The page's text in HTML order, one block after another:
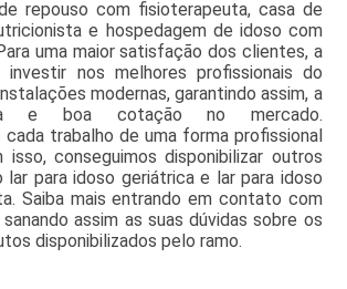
repouso com fisioterapeuta, casa de
e hospedagem de idoso com
uma maior satisfação dos clientes, a
investir nos melhores profissionais do
modernas, garantindo assim, a
e boa cotação no mercado.
cada trabalho de uma forma profissional
isso, conseguimos disponibilizar outros
lar para idoso geriátrica e lar para idoso
Saiba mais entrando em contato com
assim as suas dúvidas sobre os
disponibilizados pelo ramo.